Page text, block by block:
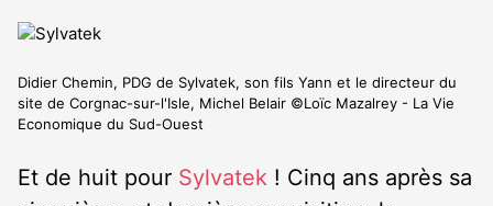
Didier Chemin, PDG de Sylvatek, son fils Yann et le directeur du
site de Corgnac-sur-l'Isle, Michel Belair ©Loïc Mazalrey - La Vie
Economique du Sud-Ouest
Et de huit pour Sylvatek ! Cinq ans après sa